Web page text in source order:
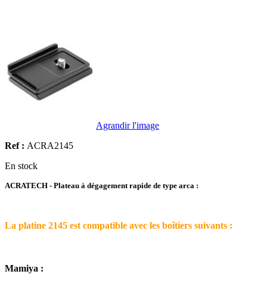
Agrandir l'image
Ref : ACRA2145
En stock
ACRATECH - Plateau à dégagement rapide de type arca :
La platine 2145 est compatible avec les boîtiers suivants :
Mamiya :